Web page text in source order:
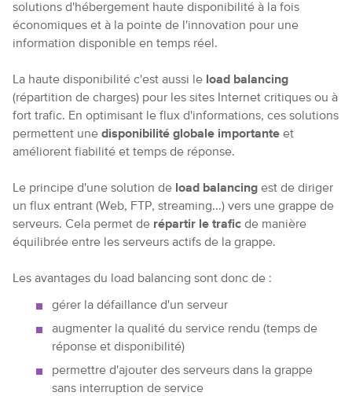
solutions d'hébergement haute disponibilité à la fois
économiques et à la pointe de l'innovation pour une
information disponible en temps réel.
La haute disponibilité c'est aussi le load balancing
(répartition de charges) pour les sites Internet critiques ou à
fort trafic. En optimisant le flux d'informations, ces solutions
permettent une disponibilité globale importante et
améliorent fiabilité et temps de réponse.
Le principe d'une solution de load balancing est de diriger
un flux entrant (Web, FTP, streaming...) vers une grappe de
serveurs. Cela permet de répartir le trafic de manière
équilibrée entre les serveurs actifs de la grappe.
Les avantages du load balancing sont donc de :
gérer la défaillance d'un serveur
augmenter la qualité du service rendu (temps de
réponse et disponibilité)
permettre d'ajouter des serveurs dans la grappe
sans interruption de service